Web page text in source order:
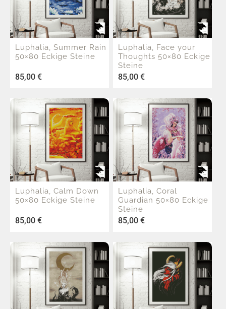
Luphalia, Summer Rain
50×80 Eckige Steine
85,00 €
Luphalia, Face your
Thoughts 50×80 Eckige
Steine
85,00 €
Luphalia, Calm Down
50×80 Eckige Steine
85,00 €
Luphalia, Coral
Guardian 50×80 Eckige
Steine
85,00 €